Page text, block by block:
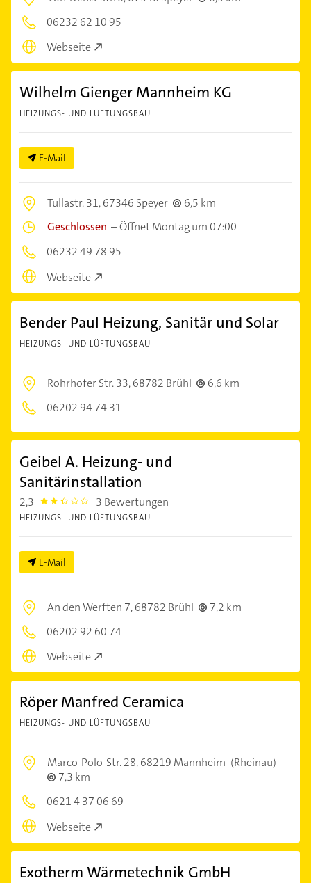
06232 62 10 95
Webseite
Wilhelm Gienger Mannheim KG
HEIZUNGS- UND LÜFTUNGSBAU
E-Mail
Tullastr. 31,67346 Speyer
6,5 km
Geschlossen –Öffnet Montag um 07:00
06232 49 78 95
Webseite
Bender Paul Heizung, Sanitär und Solar
HEIZUNGS- UND LÜFTUNGSBAU
Rohrhofer Str. 33,68782 Brühl
6,6 km
06202 94 74 31
Geibel A. Heizung- und
Sanitärinstallation
2,3 2.3 3 Bewertungen
HEIZUNGS- UND LÜFTUNGSBAU
E-Mail
An den Werften 7,68782 Brühl
7,2 km
06202 92 60 74
Webseite
Röper Manfred Ceramica
HEIZUNGS- UND LÜFTUNGSBAU
Marco-Polo-Str. 28,68219 Mannheim (Rheinau)
7,3 km
0621 4 37 06 69
Webseite
Exotherm Wärmetechnik GmbH